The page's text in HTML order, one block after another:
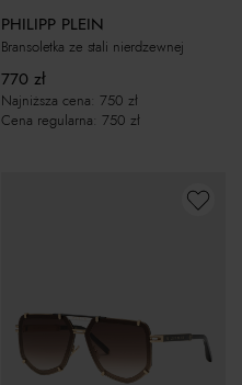
PHILIPP PLEIN
Bransoletka ze stali nierdzewnej
770 zł
Najniższa cena: 750 zł
Cena regularna: 750 zł